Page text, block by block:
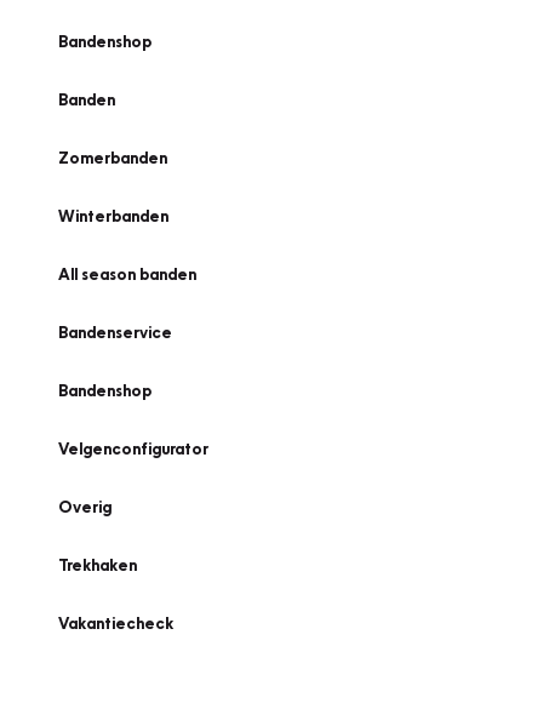
Bandenshop
Banden
Zomerbanden
Winterbanden
All season banden
Bandenservice
Bandenshop
Velgenconfigurator
Overig
Trekhaken
Vakantiecheck